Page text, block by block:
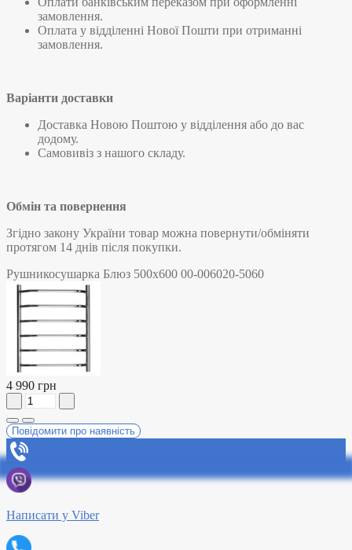
замовлення.
Оплата у відділенні Нової Пошти при отриманні
замовлення.
Варіанти доставки
Доставка Новою Поштою у відділення або до вас
додому.
Самовивіз з нашого складу.
Обмін та повернення
Згідно закону України товар можна повернути/обміняти
протягом 14 днів після покупки.
Рушникосушарка Блюз 500х600 00-006020-5060
4 990 грн
Повідомити про наявність
Написати у Viber